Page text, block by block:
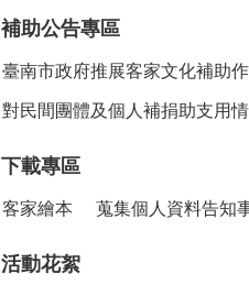
補助公告專區
臺南市政府推展客家文化補助
對民間團體及個人補捐助支用
下載專區
客家繪本 蒐集個人資料告知
活動花絮